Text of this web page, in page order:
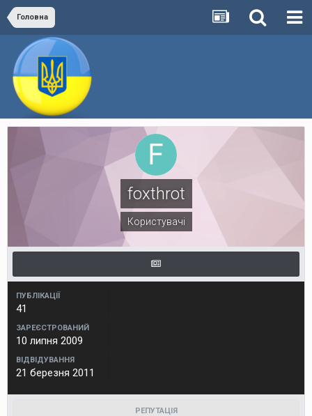
Головна
foxthrot
Користувачі
ПУБЛІКАЦІЇ
41
ЗАРЕЄСТРОВАНИЙ
10 липня 2009
ВІДВІДУВАННЯ
21 березня 2011
РЕПУТАЦІЯ